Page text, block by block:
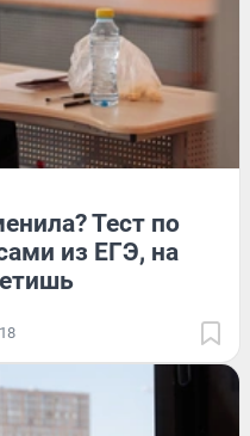
Тест по
из ЕГЭ, на
18